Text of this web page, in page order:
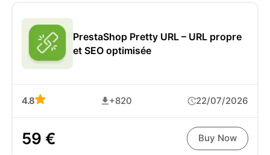
PrestaShop Pretty URL – URL propre
et SEO optimisée
4.8 +820 22/07/2026
59 € Buy Now